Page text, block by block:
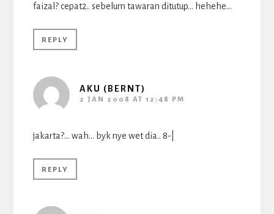
faizal? cepat2.. sebelum tawaran ditutup… hehehe…
REPLY
AKU (BERNT)
2 JAN 2008 AT 12:48 PM
jakarta?… wah… byk nye wet dia.. 8-|
REPLY